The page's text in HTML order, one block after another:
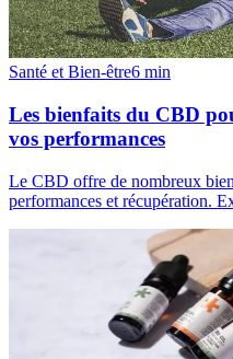
Santé et Bien-être6 min
Les bienfaits du CBD
vos performances
Le CBD offre de nombreux
performances et récupération.